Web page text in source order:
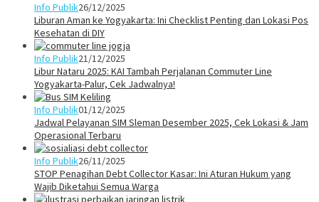
Info Publik26/12/2025
Liburan Aman ke Yogyakarta: Ini Checklist Penting dan Lokasi Pos
Kesehatan di DIY
Info Publik21/12/2025
Libur Nataru 2025: KAI Tambah Perjalanan Commuter Line
Yogyakarta-Palur, Cek Jadwalnya!
Info Publik01/12/2025
Jadwal Pelayanan SIM Sleman Desember 2025, Cek Lokasi & Jam
Operasional Terbaru
Info Publik26/11/2025
STOP Penagihan Debt Collector Kasar: Ini Aturan Hukum yang
Wajib Diketahui Semua Warga